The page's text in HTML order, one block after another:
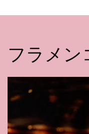
フラメン